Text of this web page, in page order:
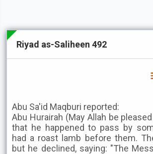
Riyad as-Saliheen 492
Abu Sa'id Maqburi reported:
Abu Hurairah (May Allah be
that he happened to pass by
had a roast lamb before them.
but he declined, saying: "The